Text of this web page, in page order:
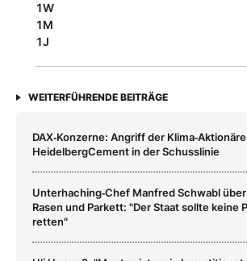
1W
1M
1J
WEITERFÜHRENDE BEITRÄGE
DAX‑Konzerne: Angriff der Klima‑Aktionäre
HeidelbergCement in der Schusslinie
Unterhaching‑Chef Manfred Schwabl
Rasen und Parkett: "Der Staat sollte keine
retten"